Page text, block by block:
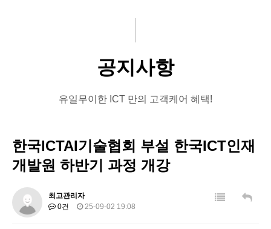
공지사항
유일무이한 ICT 만의 고객케어 혜택!
한국ICTAI기술협회 부설 한국ICT인재
개발원 하반기 과정 개강
최고관리자
0건
25-09-02 19:08